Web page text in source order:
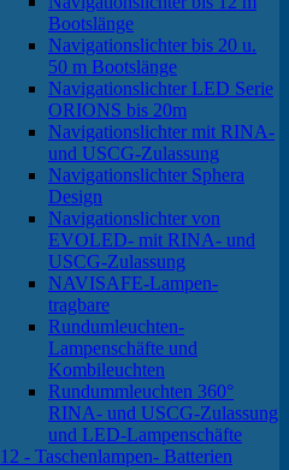
Bootslänge
Navigationslichter bis 20 u.
50 m Bootslänge
Navigationslichter LED Serie
ORIONS bis 20m
Navigationslichter mit RINA-
und USCG-Zulassung
Navigationslichter Sphera
Design
Navigationslichter von
EVOLED- mit RINA- und
USCG-Zulassung
NAVISAFE-Lampen-
tragbare
Rundumleuchten-
Lampenschäfte und
Kombileuchten
Rundummleuchten 360°
RINA- und USCG-Zulassung
und LED-Lampenschäfte
12 - Taschenlampen- Batterien